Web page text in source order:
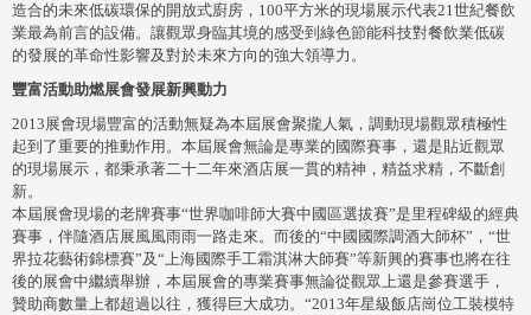
造合的未來低碳環保的開放式廚房，100平方米的現場展示代表21世紀餐飲
業最為前言的設備。讓觀眾身臨其境的感受到綠色節能科技對餐飲業低碳
的發展的革命性影響及對於未來方向的強大領導力。
豐富活動助燃展會發展新興動力
2013展會現場豐富的活動無疑為本屆展會聚攏人氣，調動現場觀眾積極性
起到了重要的推動作用。本屆展會無論是專業的國際賽事，還是貼近觀眾
的現場展示，都秉承著二十二年來酒店展一貫的精神，精益求精，不斷創
新。
本屆展會現場的老牌賽事“世界咖啡師大賽中國區選拔賽”是里程碑級的經典
賽事，伴隨酒店展風風雨雨一路走來。而後的“中國國際調酒大師杯”，“世
界拉花藝術錦標賽”及“上海國際手工霜淇淋大師賽”等新興的賽事也將在往
後的展會中繼續舉辦，本屆展會的專業賽事無論從觀眾上還是參賽選手，
贊助商數量上都超過以往，獲得巨大成功。“2013年星級飯店崗位工裝模特